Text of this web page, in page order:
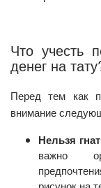
Что учесть
денег на
Перед тем как
внимание
Нельзя
важно